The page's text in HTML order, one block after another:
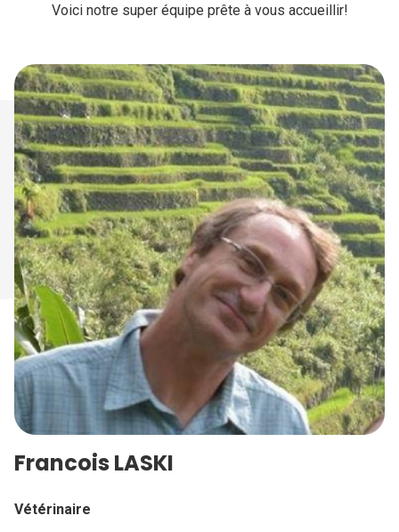
Voici notre super équipe prête à vous accueillir!
Francois LASKI
Vétérinaire